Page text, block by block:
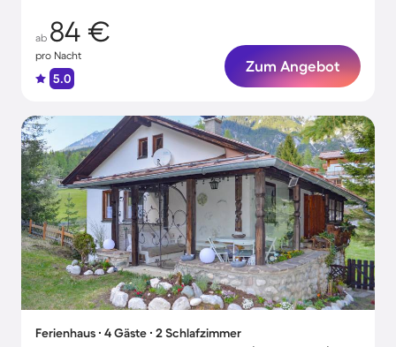
ab 84 €
pro Nacht
5.0
Zum Angebot
Ferienhaus ∙ 4 Gäste ∙ 2 Schlafzimmer